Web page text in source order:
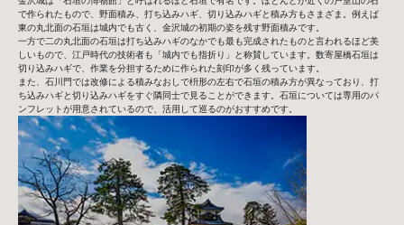
で作られたもので、野面積み、打ち込みハギ、切り込みハギと積み方もさまざま。例えば
東の丸北面の石垣は城内でも古く、金沢城の初期の姿を残す野面積みです。
一方で二の丸北面の石垣は打ち込みハギのなかでも最も完成されたものと言われるほど美
しいもので、江戸時代の技術者も「城内でも指折り」と称賛しています。数寄屋橋石垣は
切り込みハギで、作業を分担するために作られた刻印が多く残っています。
また、石川門では改修による積みなおしで枡形の左右で石垣の積み方が異なっており、打
ち込みハギと切り込みハギをすぐ隣同士で見ることができます。石垣については専用のパ
ンフレットが用意されているので、活用して巡るのがおすすめです。